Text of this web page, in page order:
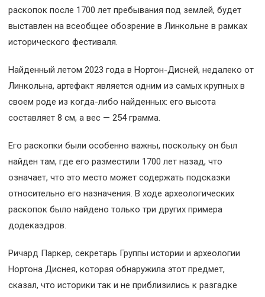
раскопок после 1700 лет пребывания под землей, будет
выставлен на всеобщее обозрение в Линкольне в рамках
исторического фестиваля.
Найденный летом 2023 года в Нортон-Дисней, недалеко от
Линкольна, артефакт является одним из самых крупных в
своем роде из когда-либо найденных: его высота
составляет 8 см, а вес — 254 грамма.
Его раскопки были особенно важны, поскольку он был
найден там, где его разместили 1700 лет назад, что
означает, что это место может содержать подсказки
относительно его назначения. В ходе археологических
раскопок было найдено только три других примера
додекаэдров.
Ричард Паркер, секретарь Группы истории и археологии
Нортона Диснея, которая обнаружила этот предмет,
сказал, что историки так и не приблизились к разгадке